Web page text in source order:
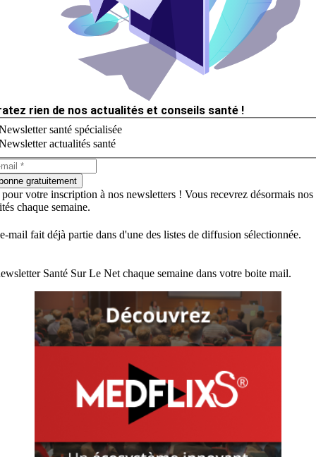
rien de nos actualités et conseils santé !
santé spécialisée
actualités santé
gratuitement
votre inscription à nos newsletters ! Vous recevrez désormais nos
chaque semaine.
mail fait déjà partie dans d'une des listes de diffusion sélectionnée.
Santé Sur Le Net chaque semaine dans votre boite mail.